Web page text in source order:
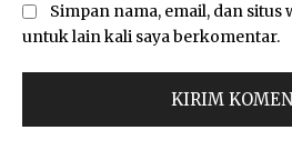
Simpan nama, email, dan situs
untuk lain kali saya berkomentar.